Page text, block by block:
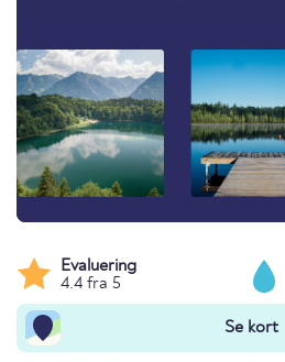
Evaluering
4.4 fra 5
Se kort